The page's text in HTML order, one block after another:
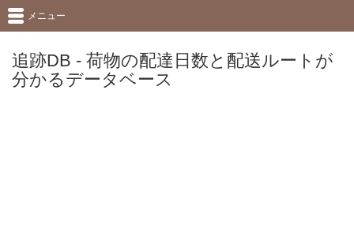
追跡DB - 荷物の配達日数と配送ルートが
分かるデータベース
メニュー